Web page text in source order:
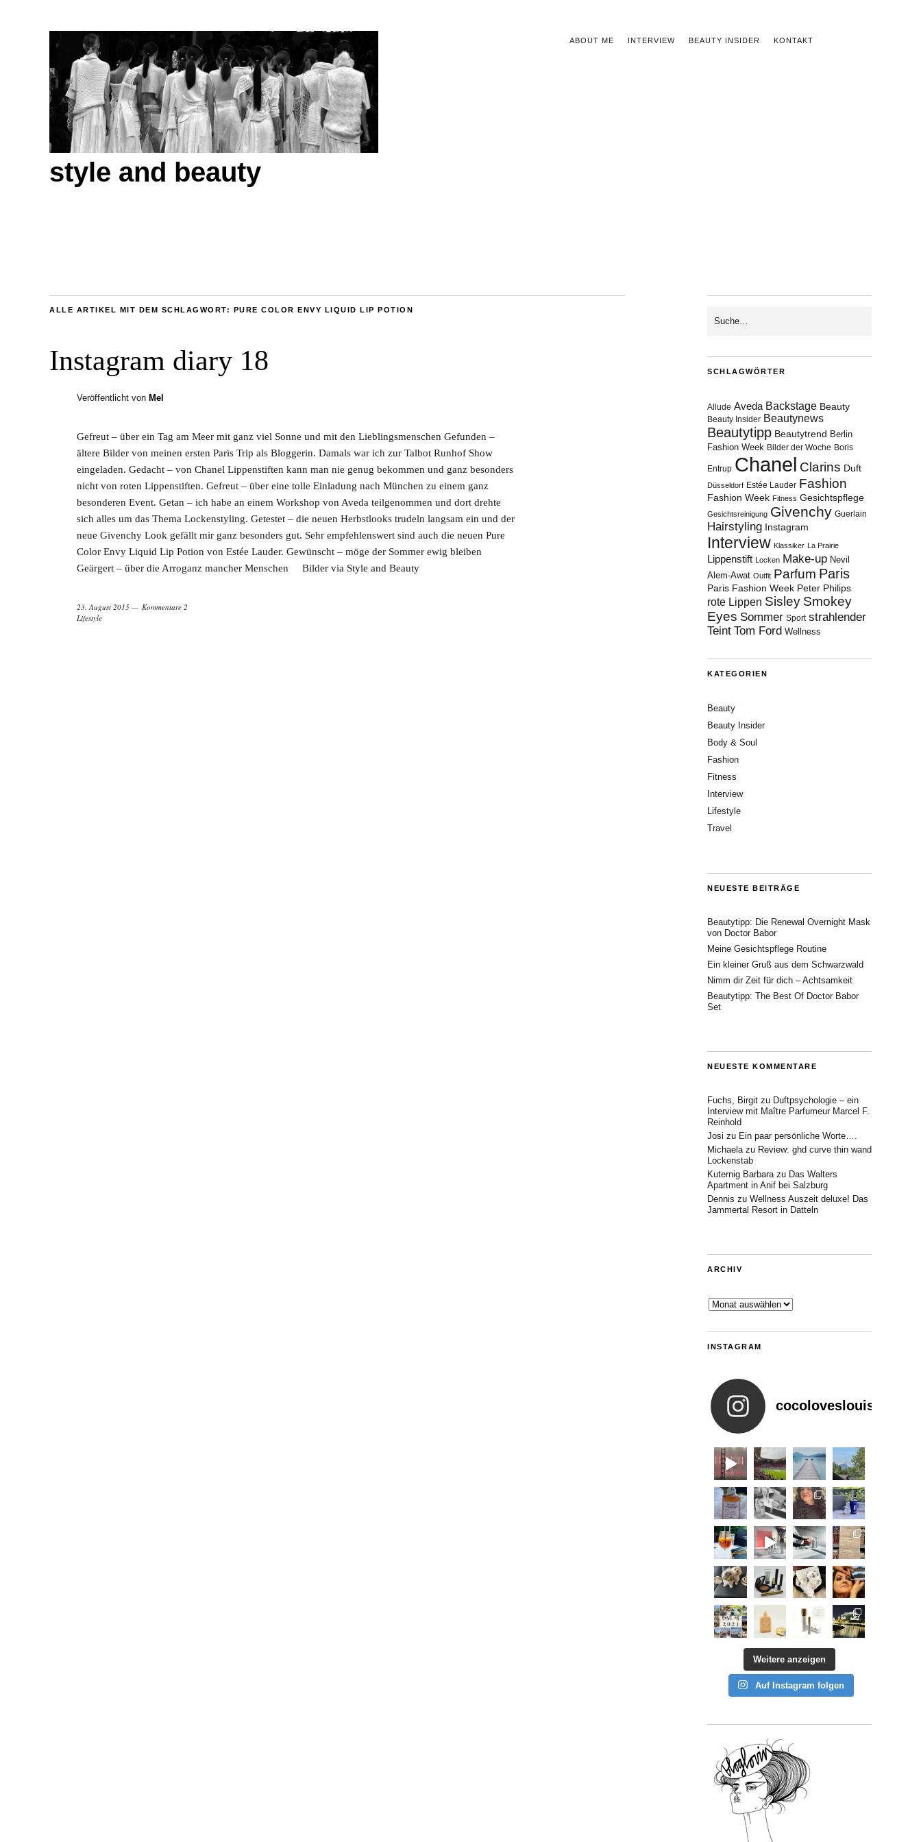
ABOUT ME INTERVIEW BEAUTY INSIDER KONTAKT
style and beauty
ALLE ARTIKEL MIT DEM SCHLAGWORT: PURE COLOR ENVY LIQUID LIP POTION
Instagram diary 18
Veröffentlicht von Mel
Gefreut – über ein Tag am Meer mit ganz viel Sonne und mit den Lieblingsmenschen Gefunden –
ältere Bilder von meinen ersten Paris Trip als Bloggerin. Damals war ich zur Talbot Runhof Show
eingeladen. Gedacht – von Chanel Lippenstiften kann man nie genug bekommen und ganz besonders
nicht von roten Lippenstiften. Gefreut – über eine tolle Einladung nach München zu einem ganz
besonderen Event. Getan – ich habe an einem Workshop von Aveda teilgenommen und dort drehte
sich alles um das Thema Lockenstyling. Getestet – die neuen Herbstlooks trudeln langsam ein und der
neue Givenchy Look gefällt mir ganz besonders gut. Sehr empfehlenswert sind auch die neuen Pure
Color Envy Liquid Lip Potion von Estée Lauder. Gewünscht – möge der Sommer ewig bleiben
Geärgert – über die Arroganz mancher Menschen Bilder via Style and Beauty
23. August 2015
Kommentare 2
Lifestyle
SCHLAGWÖRTER
Allude Aveda Backstage Beauty
Beauty Insider Beautynews
Beautytipp Beautytrend Berlin
Fashion Week Bilder der Woche Boris
Entrup Chanel Clarins Duft
Düsseldorf Estée Lauder Fashion
Fashion Week Fitness Gesichtspflege
Gesichtsreinigung Givenchy Guerlain
Hairstyling Instagram
Interview Klassiker La Prairie
Lippenstift Locken Make-up Nevil
Alem-Awat Outfit Parfum Paris
Paris Fashion Week Peter Philips
rote Lippen Sisley Smokey
Eyes Sommer Sport strahlender
Teint Tom Ford Wellness
KATEGORIEN
Beauty
Beauty Insider
Body & Soul
Fashion
Fitness
Interview
Lifestyle
Travel
NEUESTE BEITRÄGE
Beautytipp: Die Renewal Overnight Mask
von Doctor Babor
Meine Gesichtspflege Routine
Ein kleiner Gruß aus dem Schwarzwald
Nimm dir Zeit für dich – Achtsamkeit
Beautytipp: The Best Of Doctor Babor
Set
NEUESTE KOMMENTARE
Fuchs, Birgit zu Duftpsychologie – ein
Interview mit Maître Parfumeur Marcel F.
Reinhold
Josi zu Ein paar persönliche Worte….
Michaelazu Review: ghd curve thin wand
Lockenstab
Kuternig Barbarazu Das Walters
Apartment in Anif bei Salzburg
Dennis zu Wellness Auszeit deluxe! Das
Jammertal Resort in Datteln
ARCHIV
Archiv
INSTAGRAM
cocoloveslouis
Weitere anzeigen
Auf Instagram folgen